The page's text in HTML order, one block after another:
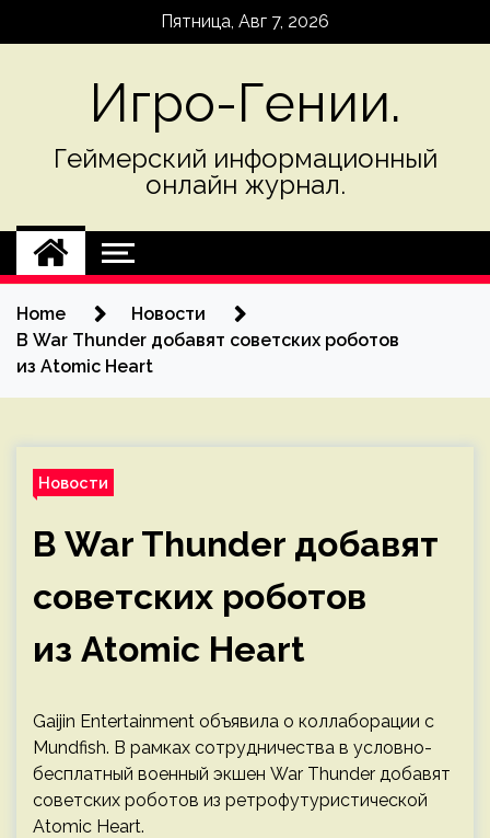
Пятница, Авг 7, 2026
Игро-Гении.
Геймерский информационный
онлайн журнал.
Home
Новости
В War Thunder добавят советских роботов
из Atomic Heart
Новости
В War Thunder добавят
советских роботов
из Atomic Heart
Gaijin Entertainment объявила о коллаборации с
Mundfish. В рамках сотрудничества в условно-
бесплатный военный экшен War Thunder добавят
советских роботов из ретрофутуристической
Atomic Heart.